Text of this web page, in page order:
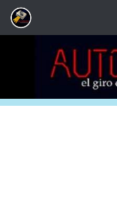
Saltar al contenido